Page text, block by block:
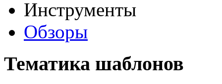
Инструменты
Обзоры
Тематика шаблонов